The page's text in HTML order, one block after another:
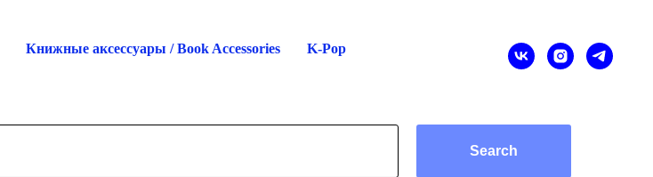
Книжные аксессуары / Book Accessories K-Pop
Search